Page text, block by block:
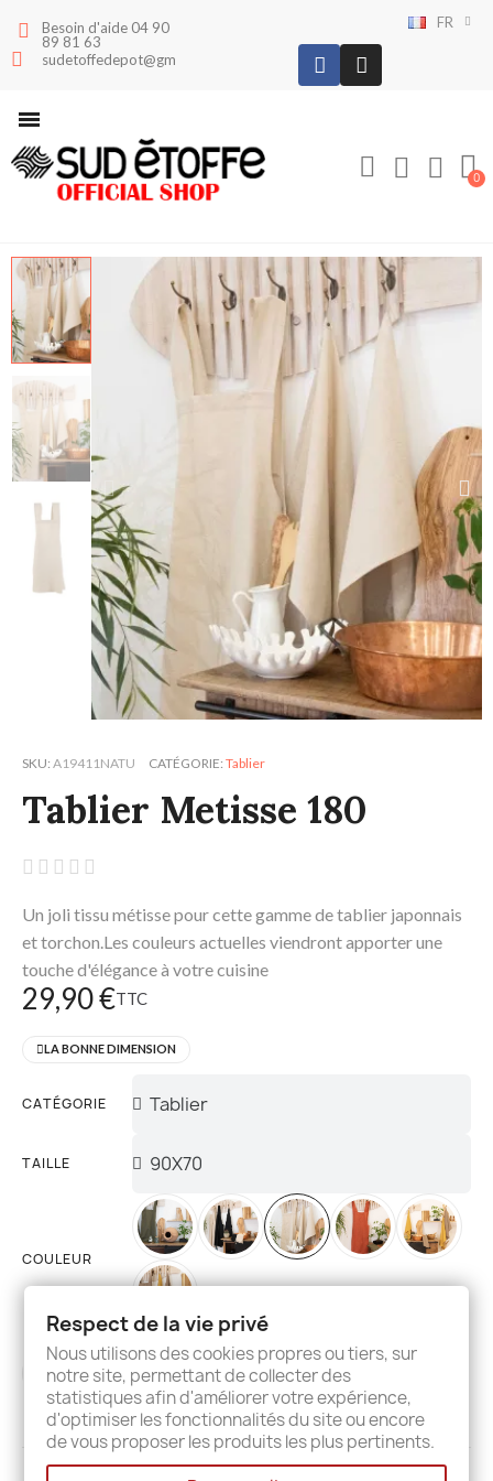
Besoin d'aide 04 90
89 81 63
sudetoffedepot@gmail.com
FR
SKU A19411NATU CATÉGORIE Tablier
Tablier Metisse 180
    
Un joli tissu métisse pour cette gamme de tablier japonnais
et torchon.Les couleurs actuelles viendront apporter une
touche d'élégance à votre cuisine
29,90 €TTC
LA BONNE DIMENSION
CATÉGORIE
TAILLE
COULEUR
AJOUTER AU PANIER
Respect de la vie privé
Nous utilisons des cookies propres ou tiers, sur
notre site, permettant de collecter des
statistiques afin d'améliorer votre expérience,
d'optimiser les fonctionnalités du site ou encore
de vous proposer les produits les plus pertinents.